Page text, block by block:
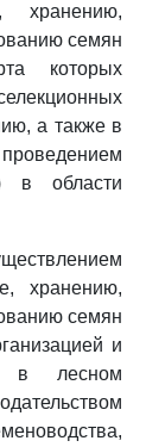
хранению,
семян
которых
а также в
в области
хранению,
семян
и
в лесном